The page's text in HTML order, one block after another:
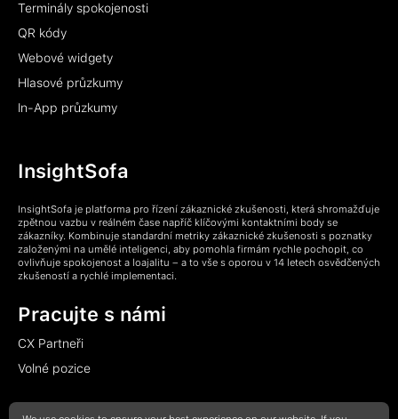
Terminály spokojenosti
QR kódy
Webové widgety
Hlasové průzkumy
In-App průzkumy
InsightSofa
InsightSofa je platforma pro řízení zákaznické zkušenosti, která shromažďuje
zpětnou vazbu v reálném čase napříč klíčovými kontaktními body se
zákazníky. Kombinuje standardní metriky zákaznické zkušenosti s poznatky
založenými na umělé inteligenci, aby pomohla firmám rychle pochopit, co
ovlivňuje spokojenost a loajalitu – a to vše s oporou v 14 letech osvědčených
zkušeností a rychlé implementaci.
Pracujte s námi
CX Partneři
Volné pozice